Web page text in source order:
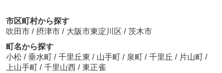
市区町村から探す
吹田市 / 摂津市 / 大阪市東淀川区 / 茨木市
町名から探す
小松 / 垂水町 / 千里丘東 / 山手町 / 泉町 / 千里丘 / 片山町 /
上山手町 / 千里山西 / 東正雀